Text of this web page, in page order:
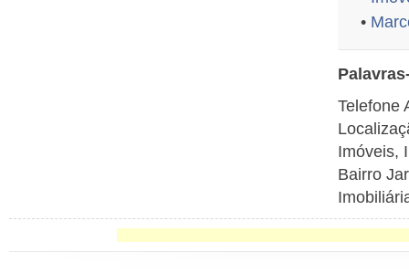
•
Telefone
Imóveis,
Bairro